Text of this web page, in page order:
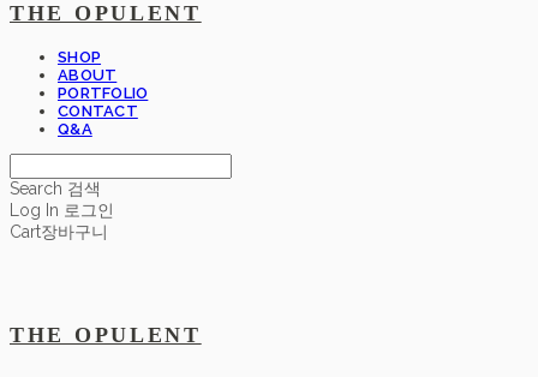
THE OPULENT
SHOP
ABOUT
PORTFOLIO
CONTACT
Q&A
Search 검색
Log In 로그인
Cart장바구니
THE OPULENT